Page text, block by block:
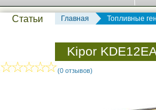
Статьи Главная Топливные
Kipor
(0 отзывов)